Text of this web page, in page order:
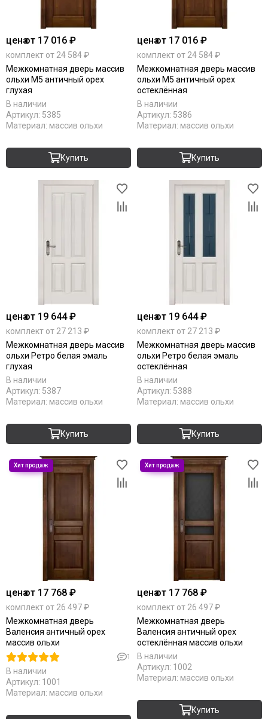
ценаот 17 016 ₽
комплект от 24 584 ₽
Межкомнатная дверь массив
ольхи М5 античный орех
глухая
В наличии
Артикул: 5385
Материал: массив ольхи
Купить
ценаот 17 016 ₽
комплект от 24 584 ₽
Межкомнатная дверь массив
ольхи М5 античный орех
остеклённая
В наличии
Артикул: 5386
Материал: массив ольхи
Купить
ценаот 19 644 ₽
комплект от 27 213 ₽
Межкомнатная дверь массив
ольхи Ретро белая эмаль
глухая
В наличии
Артикул: 5387
Материал: массив ольхи
Купить
ценаот 19 644 ₽
комплект от 27 213 ₽
Межкомнатная дверь массив
ольхи Ретро белая эмаль
остеклённая
В наличии
Артикул: 5388
Материал: массив ольхи
Купить
ценаот 17 768 ₽
комплект от 26 497 ₽
Межкомнатная дверь
Валенсия античный орех
массив ольхи
1
В наличии
Артикул: 1001
Материал: массив ольхи
ценаот 17 768 ₽
комплект от 26 497 ₽
Межкомнатная дверь
Валенсия античный орех
остеклённая массив ольхи
В наличии
Артикул: 1002
Материал: массив ольхи
Купить